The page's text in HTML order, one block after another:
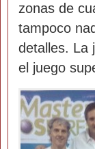
zonas de
tampoco
detalles. La
el juego